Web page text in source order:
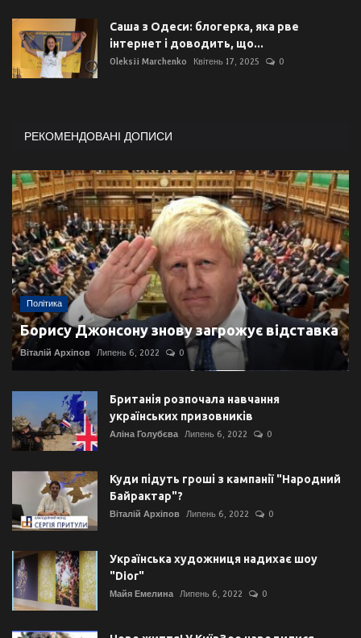
Саша з Одеси: блогерка, яка рве
інтернет і доводить, що...
Oleksii Marchenko Квітень 17, 2025 0
РЕКОМЕНДОВАНІ ДОПИСИ
Політика
Борису Джонсону знову загрожує відставка
Віталій Архіпов Липень 6, 2022 0
Британія розпочала навчання
українських призовників
Аліна Голубєва Липень 6, 2022 0
Куди підуть гроші з кампанії "Народний
Байрактар"?
Віталій Архіпов Липень 6, 2022 0
Українська художниця надихає шоу
"Dior"
Майя Емелина Липень 6, 2022 0